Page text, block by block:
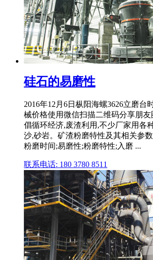
硅石的易磨性
2016年12月6日枞阳海螺3626立磨台
械价格使用微信扫描二维码分享朋友
倡循环经济,废渣利用,不少厂家用各
沙,砂岩。矿渣粉磨特性及其相关参
粉磨时间;易磨性;粉磨特性;入磨 ...
联系电话: 180 3780 8511